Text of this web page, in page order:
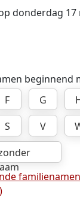
donderdag 17
beginnend
F G
S V
familienamen